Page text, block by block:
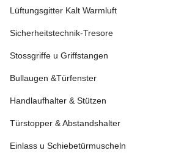
Lüftungsgitter Kalt Warmluft
Sicherheitstechnik-Tresore
Stossgriffe u Griffstangen
Bullaugen &Türfenster
Handlaufhalter & Stützen
Türstopper & Abstandshalter
Einlass u Schiebetürmuscheln